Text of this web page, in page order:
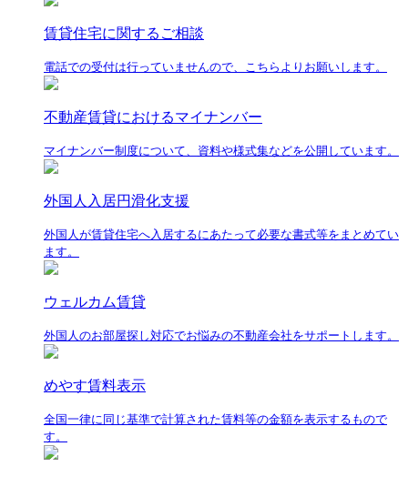
賃貸住宅に関するご相談
電話での受付は行っていませんので、こちらよりお願いします。
不動産賃貸におけるマイナンバー
マイナンバー制度について、資料や様式集などを公開しています。
外国人入居円滑化支援
外国人が賃貸住宅へ入居するにあたって必要な書式等をまとめてい
ます。
ウェルカム賃貸
外国人のお部屋探し対応でお悩みの不動産会社をサポートします。
めやす賃料表示
全国一律に同じ基準で計算された賃料等の金額を表示するもので
す。